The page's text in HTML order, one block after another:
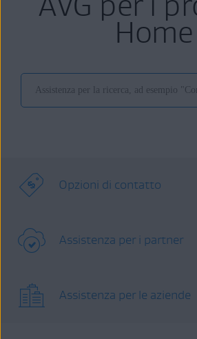
Home
Opzioni di contatto
Assistenza per i partner
Assistenza per le aziende